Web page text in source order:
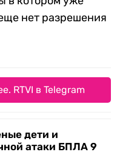
нет разрешения
RTVI в Telegram
дети и
атаки БПЛА 9